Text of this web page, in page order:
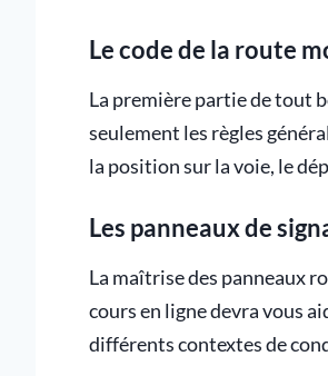
Le code de la route
La première partie de tout
seulement les règles
la position sur la voie, le
Les panneaux de
La maîtrise des panneaux
cours en ligne devra vous
différents contextes de